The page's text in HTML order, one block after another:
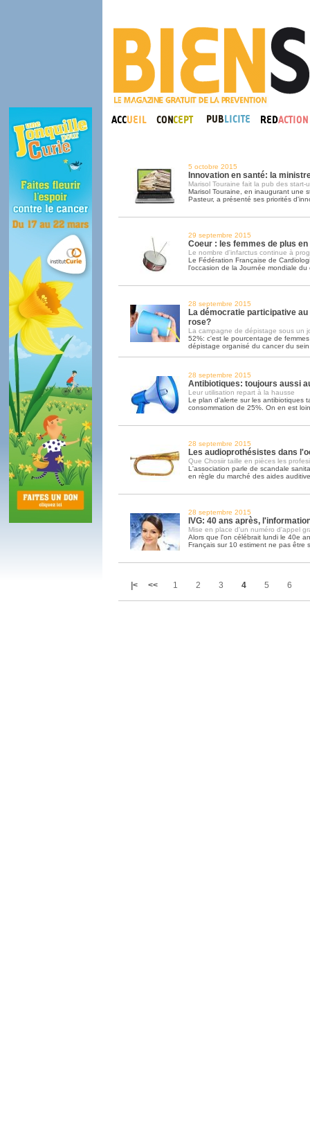
5 octobre 2015
Innovation en santé: la
Marisol Touraine fait la pub des start-
Marisol Touraine, en inaugurant une
Pasteur, a présenté ses priorités
29 septembre 2015
Coeur : les femmes de plus
Le nombre d'infarctus continue à
Le Fédération Française de
l'occasion de la Journée mondiale du
28 septembre 2015
La démocratie participative
rose?
La campagne de dépistage sous un
52%: c'est le pourcentage de
dépistage organisé du cancer du
28 septembre 2015
Antibiotiques: toujours aussi
Leur utilisation repart à la hausse
Le plan d'alerte sur les antibiotiques
consommation de 25%. On en est loin
28 septembre 2015
Les audioprothésistes dans
Que Chosiir taille en pièces les
L'association parle de scandale
en règle du marché des aides
28 septembre 2015
IVG: 40 ans après,
Mise en place d'un numéro d'appel
Alors que l'on célébrait lundi le 40e
Français sur 10 estiment ne pas être
|< << 1 2 3 4 5 6